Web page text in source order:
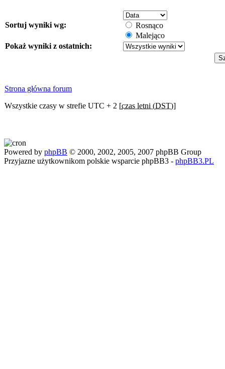
Sortuj wyniki wg:
Rosnąco
Malejąco
Pokaż wyniki z ostatnich:
Strona główna forum
Wszystkie czasy w strefie UTC + 2 [czas letni (DST)]
Powered by phpBB © 2000, 2002, 2005, 2007 phpBB Group
Przyjazne użytkownikom polskie wsparcie phpBB3 - phpBB3.PL